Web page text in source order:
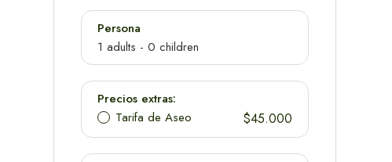
Persona
1 adults - 0 children
Adultos
Edad 12+
Precios extras:
Tarifa de Aseo
$45.000